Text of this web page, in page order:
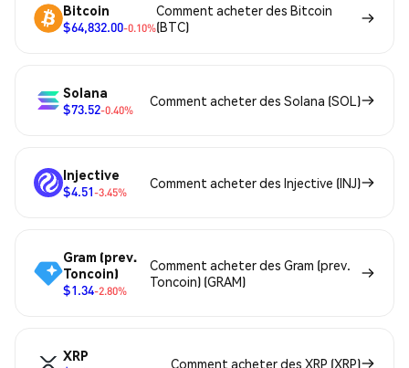
Bitcoin
$64,832.00-0.10%
Comment acheter des Bitcoin
(BTC)
Solana
$73.52-0.40%
Comment acheter des Solana (SOL)
Injective
$4.51-3.45%
Comment acheter des Injective (INJ)
Gram (prev.
Toncoin)
$1.34-2.80%
Comment acheter des Gram (prev.
Toncoin) (GRAM)
XRP
Comment acheter des XRP (XRP)